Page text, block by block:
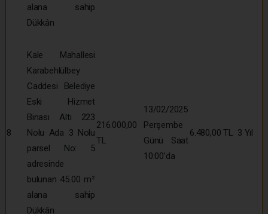
alana sahip
Dükkân
8
Kale Mahallesi
Karabehlülbey
Caddesi Belediye
Eski Hizmet
Binası Altı 223
Nolu Ada 3 Nolu
parsel No: 5
adresinde
bulunan 45.00 m²
alana sahip
Dükkân
216.000,00
TL
13/02/2025
Perşembe
Günü Saat
10:00’da
6.480,00 TL 3 Yıl